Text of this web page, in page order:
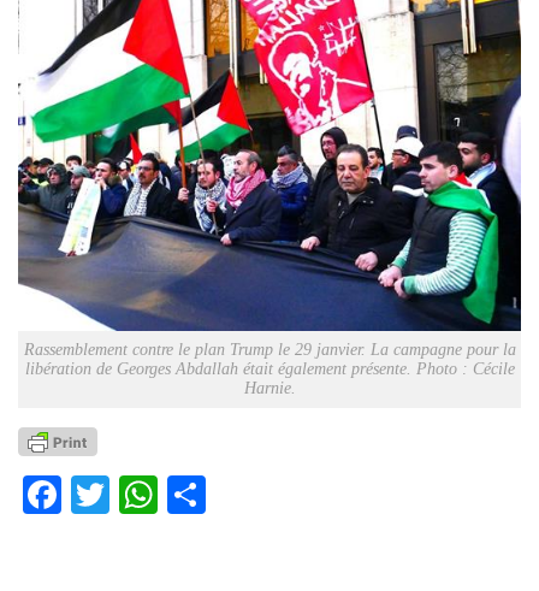
Rassemblement contre le plan Trump le 29 janvier. La campagne pour la
libération de Georges Abdallah était également présente. Photo : Cécile
Harnie.
Facebook
TwitterWhatsApp